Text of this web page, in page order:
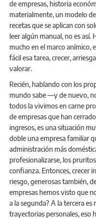
de empresas, historia
materialmente, un modelo
recetas que se aplican con
leer algún manual, no es así.
mucho en el marco anímico,
fácil esa tarea, crecer,
valorar.
Recién, hablando con los
mundo sabe —y de nuevo,
todos la vivimos en carne
de empresas que han
ingresos, es una situación
doble una empresa familiar
administración más
profesionalizarse, los
confianza. Entonces, crecer
riesgo, generosas también,
empresas hemos visto que
a la segunda? A la tercera
trayectorias personales, eso